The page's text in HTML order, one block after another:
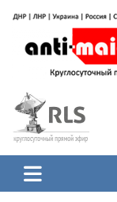
содержимому
на Украине
гражданской войне
ЛНР и других регионах.